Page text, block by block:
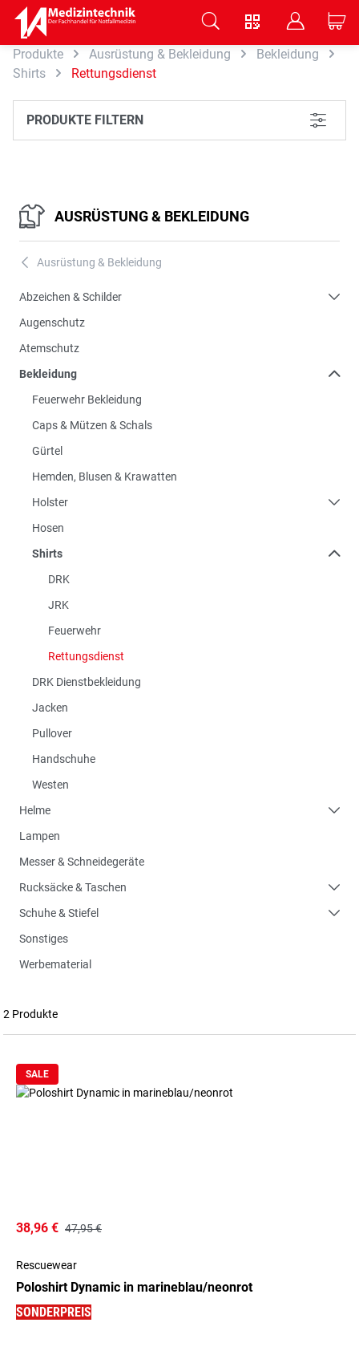
Zum Hauptinhalt springen
V B C
Produkte Ausrüstung & Bekleidung
Bekleidung
Shirts
Rettungsdienst
PRODUKTE FILTERN L
AUSRÜSTUNG & BEKLEIDUNG
A Ausrüstung & Bekleidung
Abzeichen & Schilder
Augenschutz
Atemschutz
Bekleidung
Feuerwehr Bekleidung
Caps & Mützen & Schals
Gürtel
Hemden, Blusen & Krawatten
Holster
Hosen
Shirts
DRK
JRK
Feuerwehr
Rettungsdienst
DRK Dienstbekleidung
Jacken
Pullover
Handschuhe
Westen
Helme
Lampen
Messer & Schneidegeräte
Rucksäcke & Taschen
Schuhe & Stiefel
Sonstiges
Werbematerial
2 Produkte
SALE
38,96 € 47,95 €
Rescuewear
Poloshirt Dynamic in marineblau/neonrot
SONDERPREIS